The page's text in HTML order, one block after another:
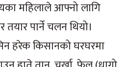
महिलाले आफ्नो लागि
पार्ने चलन थियो।
हरेक किसानको घरघरमा